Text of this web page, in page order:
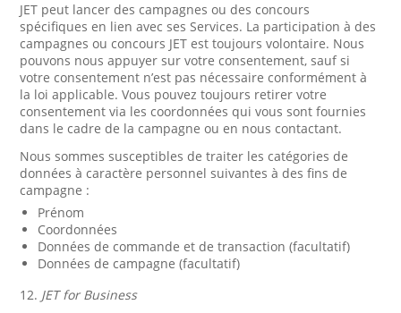
JET peut lancer des campagnes ou des concours
spécifiques en lien avec ses Services. La participation à des
campagnes ou concours JET est toujours volontaire. Nous
pouvons nous appuyer sur votre consentement, sauf si
votre consentement n’est pas nécessaire conformément à
la loi applicable. Vous pouvez toujours retirer votre
consentement via les coordonnées qui vous sont fournies
dans le cadre de la campagne ou en nous contactant.
Nous sommes susceptibles de traiter les catégories de
données à caractère personnel suivantes à des fins de
campagne :
Prénom
Coordonnées
Données de commande et de transaction (facultatif)
Données de campagne (facultatif)
12. JET for Business